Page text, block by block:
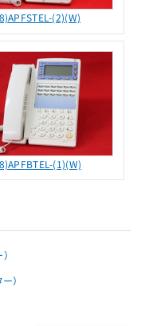
(2)(W)
(1)(W)
）